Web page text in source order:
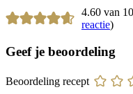
4.60 van
reactie)
Geef je beoordeling
Beoordeling recept